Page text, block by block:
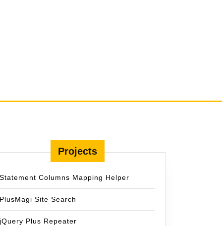
Projects
Statement Columns Mapping Helper
PlusMagi Site Search
jQuery Plus Repeater